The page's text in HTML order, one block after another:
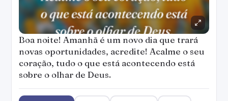
Boa noite! Amanhã é um novo dia que trará
novas oportunidades, acredite! Acalme o seu
coração, tudo o que está acontecendo está
sobre o olhar de Deus.